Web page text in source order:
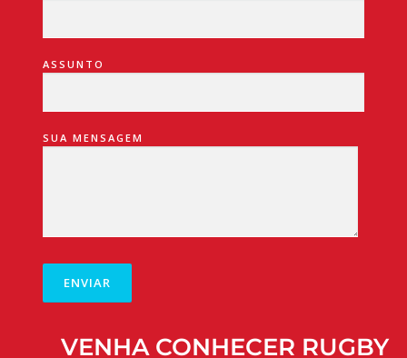
ASSUNTO
SUA MENSAGEM
VENHA CONHECER RUGBY